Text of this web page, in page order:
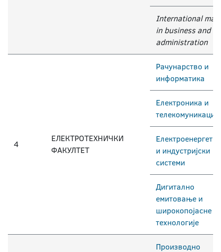
International
in business and
administration
4
ЕЛЕКТРОТЕХНИЧКИ
ФАКУЛТЕТ
Рачунарство и
информатика
Електроника и
телекомуникације
и индустријски
системи
Дигитално
емитовање и
широкопојасне
технологије
Производно